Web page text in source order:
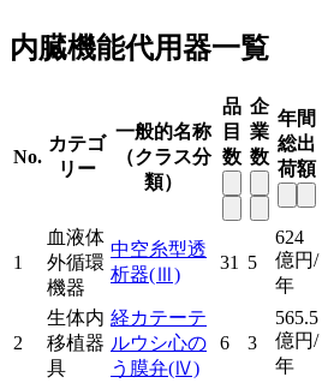
内臓機能代用器一覧
No.
カテゴ
リー
一般的名称
（クラス分
類）
品
目
数
企
業
数
年間
総出
荷額
1
血液体
外循環
機器
中空糸型透
析器(Ⅲ)
31 5
624
億円/
年
2
生体内
移植器
具
経カテーテ
ルウシ心の
う膜弁(Ⅳ)
6 3
565.5
億円/
年